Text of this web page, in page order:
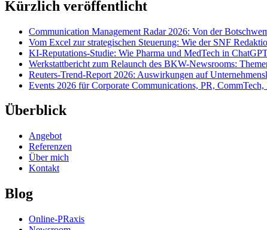
Kürzlich veröffentlicht
Communication Management Radar 2026: Von der
Vom Excel zur strategischen Steuerung: Wie der SNF
KI-Reputations-Studie: Wie Pharma und MedTech in
Werkstattbericht zum Relaunch des BKW-Newsrooms:
Reuters-Trend-Report 2026: Auswirkungen auf
Events 2026 für Corporate Communications, PR,
Überblick
Angebot
Referenzen
Über mich
Kontakt
Blog
Online-PRaxis